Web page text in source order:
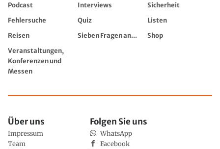
Podcast
Interviews
Sicherheit
Fehlersuche
Quiz
Listen
Reisen
Sieben Fragen an...
Shop
Veranstaltungen,
Konferenzen und
Messen
Über uns
Impressum
Team
Folgen Sie uns
WhatsApp
Facebook